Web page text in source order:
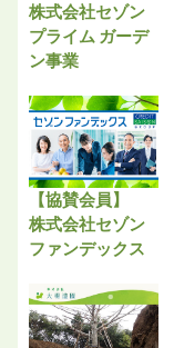
株式会社セゾン
プライム ガーデ
ン事業
【協賛会員】
株式会社セゾン
ファンデックス